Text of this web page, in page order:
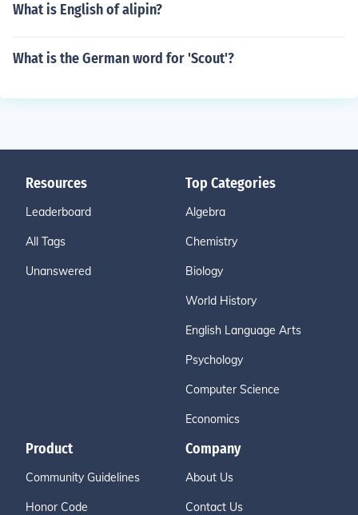
What is English of alipin?
What is the German word for 'Scout'?
Resources
Leaderboard
All Tags
Unanswered
Top Categories
Algebra
Chemistry
Biology
World History
English Language Arts
Psychology
Computer Science
Economics
Product
Community Guidelines
Honor Code
Company
About Us
Contact Us